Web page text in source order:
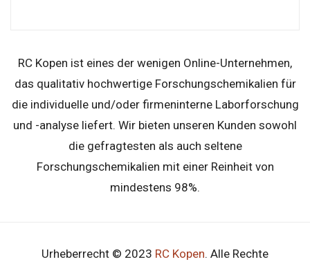
RC Kopen ist eines der wenigen Online-Unternehmen,
das qualitativ hochwertige Forschungschemikalien für
die individuelle und/oder firmeninterne Laborforschung
und -analyse liefert. Wir bieten unseren Kunden sowohl
die gefragtesten als auch seltene
Forschungschemikalien mit einer Reinheit von
mindestens 98%.
Urheberrecht © 2023 RC Kopen. Alle Rechte